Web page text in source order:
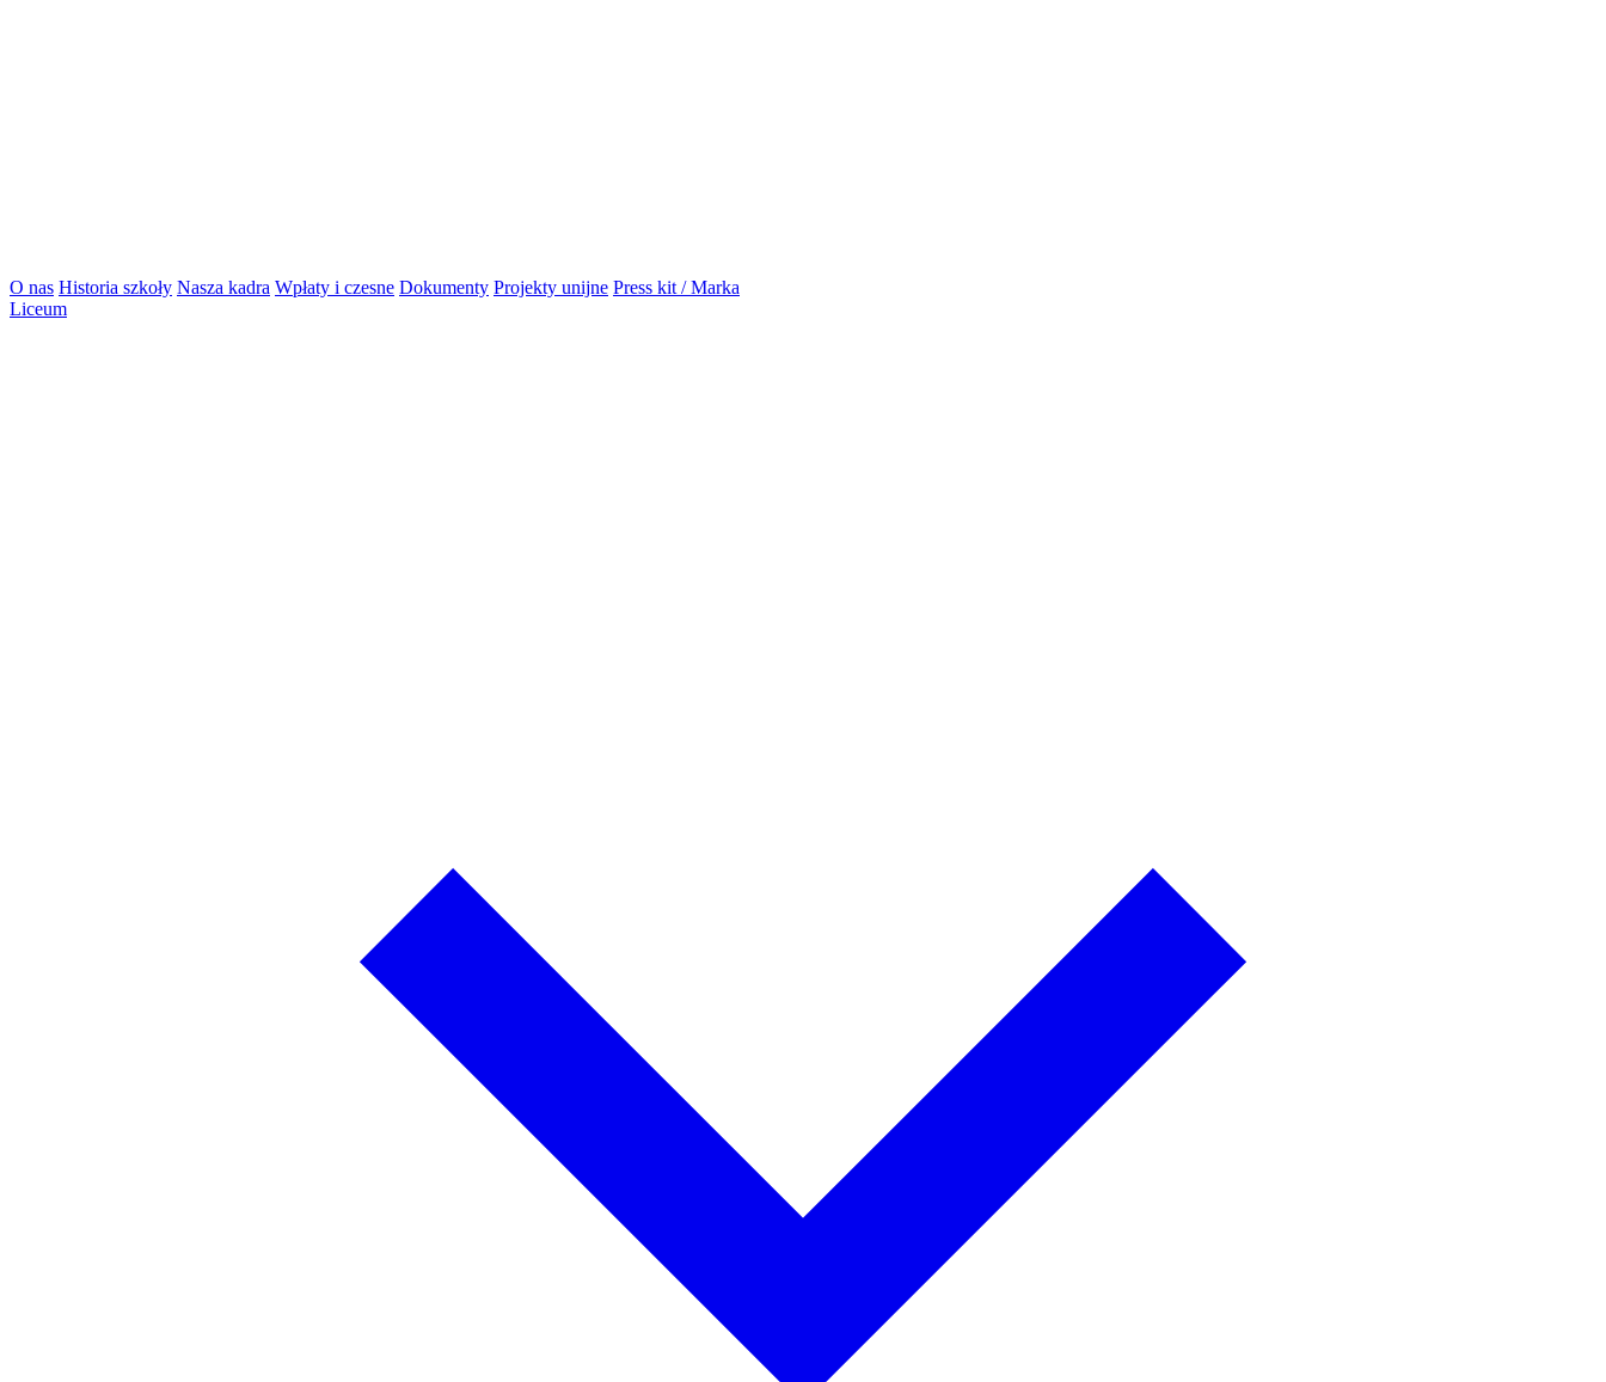
O nas Historia szkoły Nasza kadra Wpłaty i czesne Dokumenty Projekty unijne Press kit / Marka
Liceum